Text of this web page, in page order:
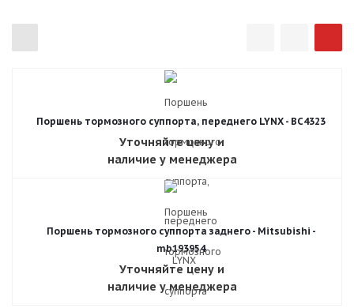
Поршень тормозного суппорта, переднего LYNX - BC4323
Уточняйте цену и
наличие у менеджера
Поршень тормозного суппорта заднего - Mitsubishi -
mb193954
Уточняйте цену и
наличие у менеджера